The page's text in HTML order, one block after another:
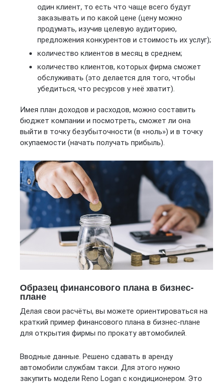
один клиент, то есть что чаще всего будут
заказывать и по какой цене (цену можно
продумать, изучив целевую аудиторию,
предложения конкурентов и стоимость их услуг);
количество клиентов в месяц в среднем;
количество клиентов, которых фирма сможет
обслуживать (это делается для того, чтобы
убедиться, что ресурсов у неё хватит).
Имея план доходов и расходов, можно составить
бюджет компании и посмотреть, сможет ли она
выйти в точку безубыточности (в «ноль») и в точку
окупаемости (начать получать прибыль).
Образец финансового плана в бизнес-
плане
Делая свои расчёты, вы можете ориентироваться на
краткий пример финансового плана в бизнес-плане
для открытия фирмы по прокату автомобилей.
Вводные данные. Решено сдавать в аренду
автомобили службам такси. Для этого нужно
закупить модели Reno Logan с кондиционером. Это